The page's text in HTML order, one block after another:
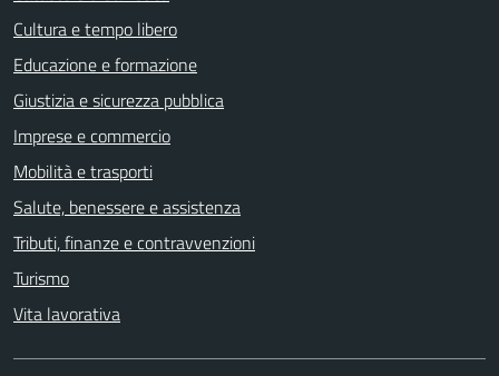
Cultura e tempo libero
Educazione e formazione
Giustizia e sicurezza pubblica
Imprese e commercio
Mobilità e trasporti
Salute, benessere e assistenza
Tributi, finanze e contravvenzioni
Turismo
Vita lavorativa